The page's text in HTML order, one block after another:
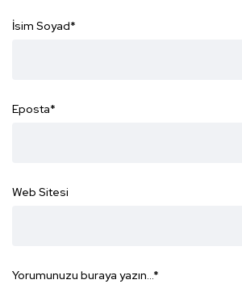
İsim Soyad*
Eposta*
Web Sitesi
Yorumunuzu buraya yazın...*